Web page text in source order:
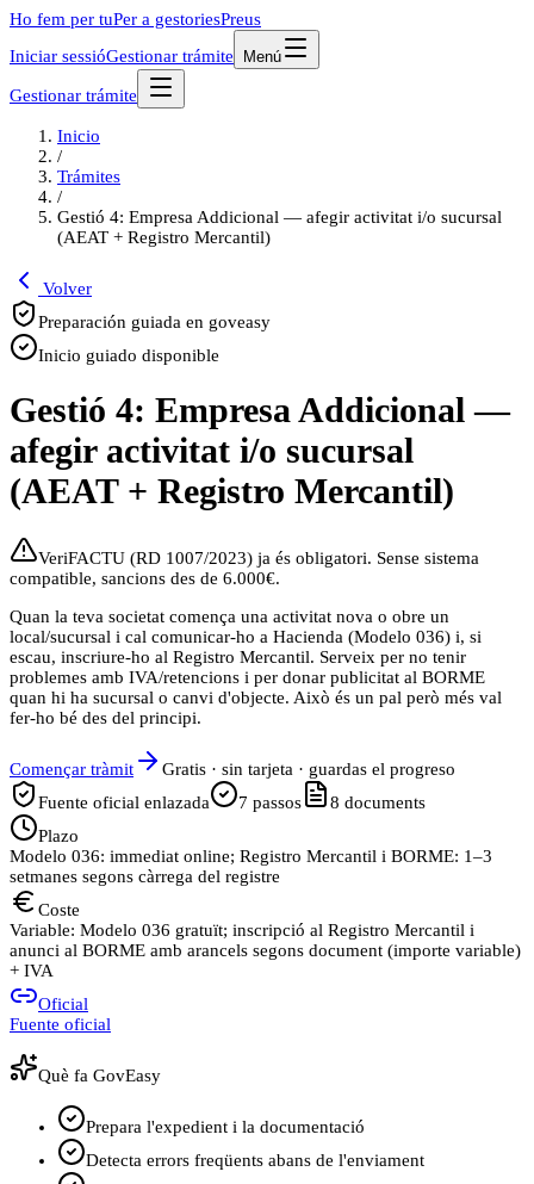
Ho fem per tuPer a gestoriesPreus
Iniciar sessióGestionar trámite Menú
Gestionar trámite
Inicio
/
Trámites
/
Gestió 4: Empresa Addicional — afegir activitat i/o sucursal
(AEAT + Registro Mercantil)
Volver
Preparación guiada en goveasy
Inicio guiado disponible
Gestió 4: Empresa Addicional —
afegir activitat i/o sucursal
(AEAT + Registro Mercantil)
VeriFACTU (RD 1007/2023) ja és obligatori. Sense sistema
compatible, sancions des de 6.000€.
Quan la teva societat comença una activitat nova o obre un
local/sucursal i cal comunicar-ho a Hacienda (Modelo 036) i, si
escau, inscriure-ho al Registro Mercantil. Serveix per no tenir
problemes amb IVA/retencions i per donar publicitat al BORME
quan hi ha sucursal o canvi d'objecte. Això és un pal però més val
fer-ho bé des del principi.
Començar tràmit
Gratis · sin tarjeta · guardas el progreso
Fuente oficial enlazada
7 passos 8 documents
Plazo
Modelo 036: immediat online; Registro Mercantil i BORME: 1–3
setmanes segons càrrega del registre
Coste
Variable: Modelo 036 gratuït; inscripció al Registro Mercantil i
anunci al BORME amb arancels segons document (importe variable)
+ IVA
Oficial
Fuente oficial
Què fa GovEasy
Prepara l'expedient i la documentació
Detecta errors freqüents abans de l'enviament